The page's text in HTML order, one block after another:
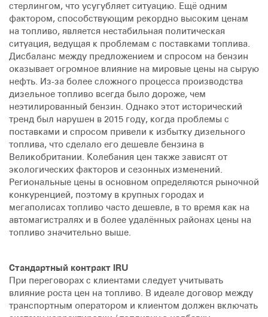
стерлингом, что усугубляет ситуацию. Ещё одним
фактором, способствующим рекордно высоким ценам
на топливо, является нестабильная политическая
ситуация, ведущая к проблемам с поставками топлива.
Дисбаланс между предложением и спросом на бензин
оказывает огромное влияние на мировые цены на сырую
нефть. Из-за более сложного процесса производства
дизельное топливо всегда было дороже, чем
неэтилированный бензин. Однако этот исторический
тренд был нарушен в 2015 году, когда проблемы с
поставками и спросом привели к избытку дизельного
топлива, что сделало его дешевле бензина в
Великобритании. Колебания цен также зависят от
экологических факторов и сезонных изменений.
Региональные цены в основном определяются рыночной
конкуренцией, поэтому в крупных городах и
мегаполисах топливо часто дешевле, в то время как на
автомагистралях и в более удалённых районах цены на
топливо значительно выше.
Стандартный контракт IRU
При переговорах с клиентами следует учитывать
влияние роста цен на топливо. В идеале договор между
транспортным оператором и клиентом должен включать